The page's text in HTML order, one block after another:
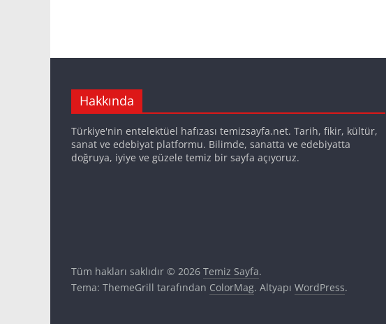
Hakkında
Türkiye'nin entelektüel hafızası temizsayfa.net. Tarih, fikir, kültür,
sanat ve edebiyat platformu. Bilimde, sanatta ve edebiyatta
doğruya, iyiye ve güzele temiz bir sayfa açıyoruz.
Tüm hakları saklıdır © 2026 Temiz Sayfa.
Tema: ThemeGrill tarafından ColorMag. Altyapı WordPress.